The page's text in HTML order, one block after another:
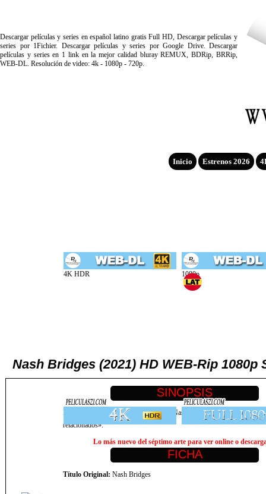
Descargar películas y series en español latino gratis Full HD, Descargar películas y
series por 1Fichier. Descargar películas y series por Google Drive. Descargar
películas y series en 1 link en la mejor calidad bluray REMUX, BDRip, BRRip,
WEB-DL. Resolución de video: 4k - 1080p - 720p.
Inicio Estrenos 2026
Nash Bridges (2021) HD WEB-Rip 1080p
Después de un año como civil, el viejo Nash regresa a la SIU del
relacionados».
Lo más nuevo del séptimo arte para ver online o
Título Original: Nash Bridges